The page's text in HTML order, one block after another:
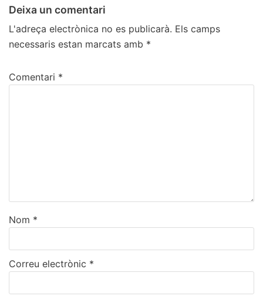
Deixa un comentari
L'adreça electrònica no es publicarà. Els camps
necessaris estan marcats amb *
Comentari *
Nom *
Correu electrònic *